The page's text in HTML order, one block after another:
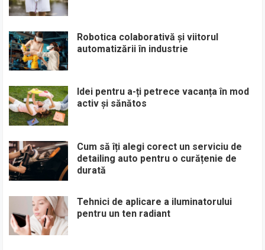
Robotica colaborativă și viitorul
automatizării în industrie
Idei pentru a-ți petrece vacanța în mod
activ și sănătos
Cum să îți alegi corect un serviciu de
detailing auto pentru o curățenie de
durată
Tehnici de aplicare a iluminatorului
pentru un ten radiant